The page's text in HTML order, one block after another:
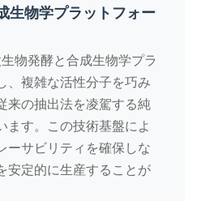
生物学プラットフォー
物発酵と合成生物学プラ
、複雑な活性分子を巧み
来の抽出法を凌駕する純
ます。この技術基盤によ
ーサビリティを確保しな
安定的に生産することが